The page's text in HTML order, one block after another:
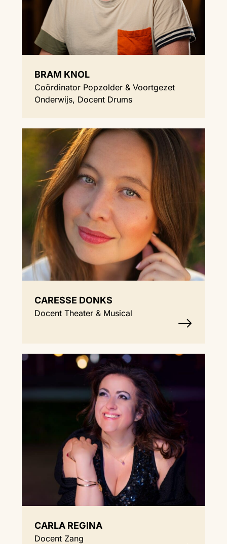
BRAM KNOL
Coördinator Popzolder & Voortgezet
Onderwijs, Docent Drums
CARESSE DONKS
Docent Theater & Musical
CARLA REGINA
Docent Zang